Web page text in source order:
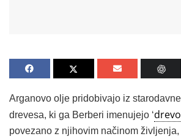
Arganovo olje pridobivajo iz
drevesa, ki ga Berberi imenujejo ‘
povezano z njihovim načinom